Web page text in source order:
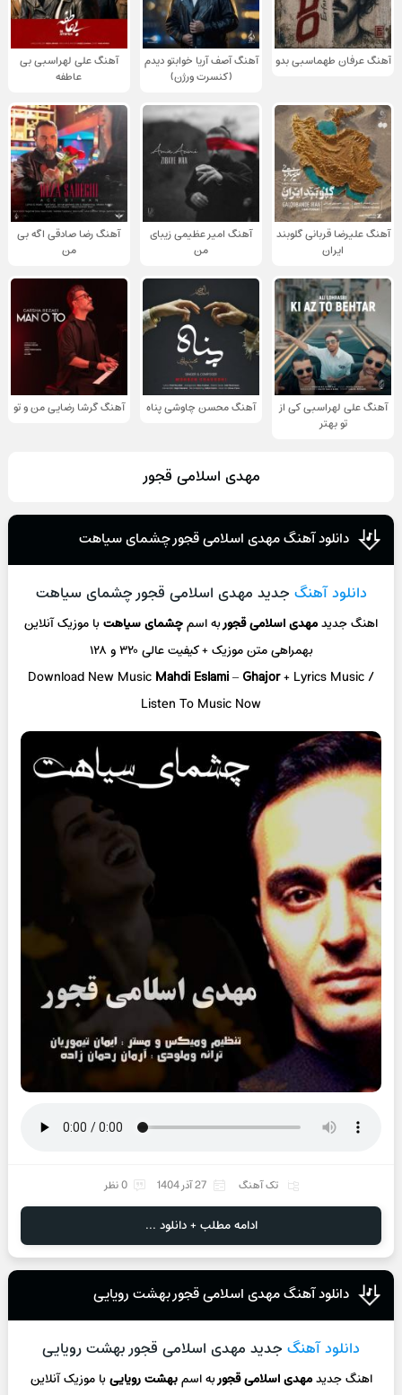
آهنگ عرفان طهماسبی بدو
آهنگ آصف آریا خوابتو دیدم
(کنسرت ورژن)
آهنگ علی لهراسبی بی
عاطفه
آهنگ علیرضا قربانی گلوبند
ایران
آهنگ امیر عظیمی زیبای
من
آهنگ رضا صادقی اگه بی
من
آهنگ علی لهراسبی کی از
تو ‌بهتر
آهنگ محسن چاوشی پناه آهنگ گرشا رضایی من و تو
مهدی اسلامی قجور
دانلود آهنگ مهدی اسلامی قجور چشمای سیاهت
دانلود آهنگ جدید مهدی اسلامی قجور چشمای سیاهت
اهنگ جدیدمهدی اسلامی قجوربه اسمچشمای سیاهتبا موزیک آنلاین
بهمراهی متن موزیک + کیفیت عالی ۳۲۰ و ۱۲۸
Download New Music Mahdi Eslami– Ghajor+ Lyrics Music /
Listen To Music Now
تک آهنگ 27 آذر 1404 0 نظر
ادامه مطلب + دانلود ...
دانلود آهنگ مهدی اسلامی قجور بهشت رویایی
دانلود آهنگ جدید مهدی اسلامی قجور بهشت رویایی
اهنگ جدیدمهدی اسلامی قجوربه اسمبهشت رویاییبا موزیک آنلاین